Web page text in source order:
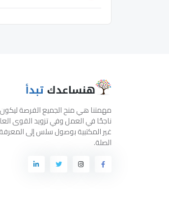
مهمتنا هي منح الجميع الفرصة ليكون
ناجحًا في العمل وفي تزويد القوى
غير المكتبية بوصول سلس إلى
الصلة.